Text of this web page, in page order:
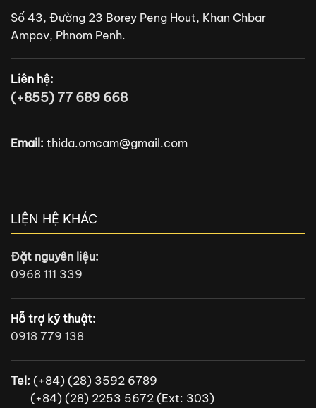
Số 43, Đường 23 Borey Peng Hout, Khan Chbar
Ampov, Phnom Penh.
Liên hệ:
(+855) 77 689 668
Email: thida.omcam@gmail.com
LIỆN HỆ KHÁC
Đặt nguyên liệu:
0968 111 339
Hỗ trợ kỹ thuật:
0918 779 138
Tel: (+84) (28) 3592 6789
(+84) (28) 2253 5672 (Ext: 303)